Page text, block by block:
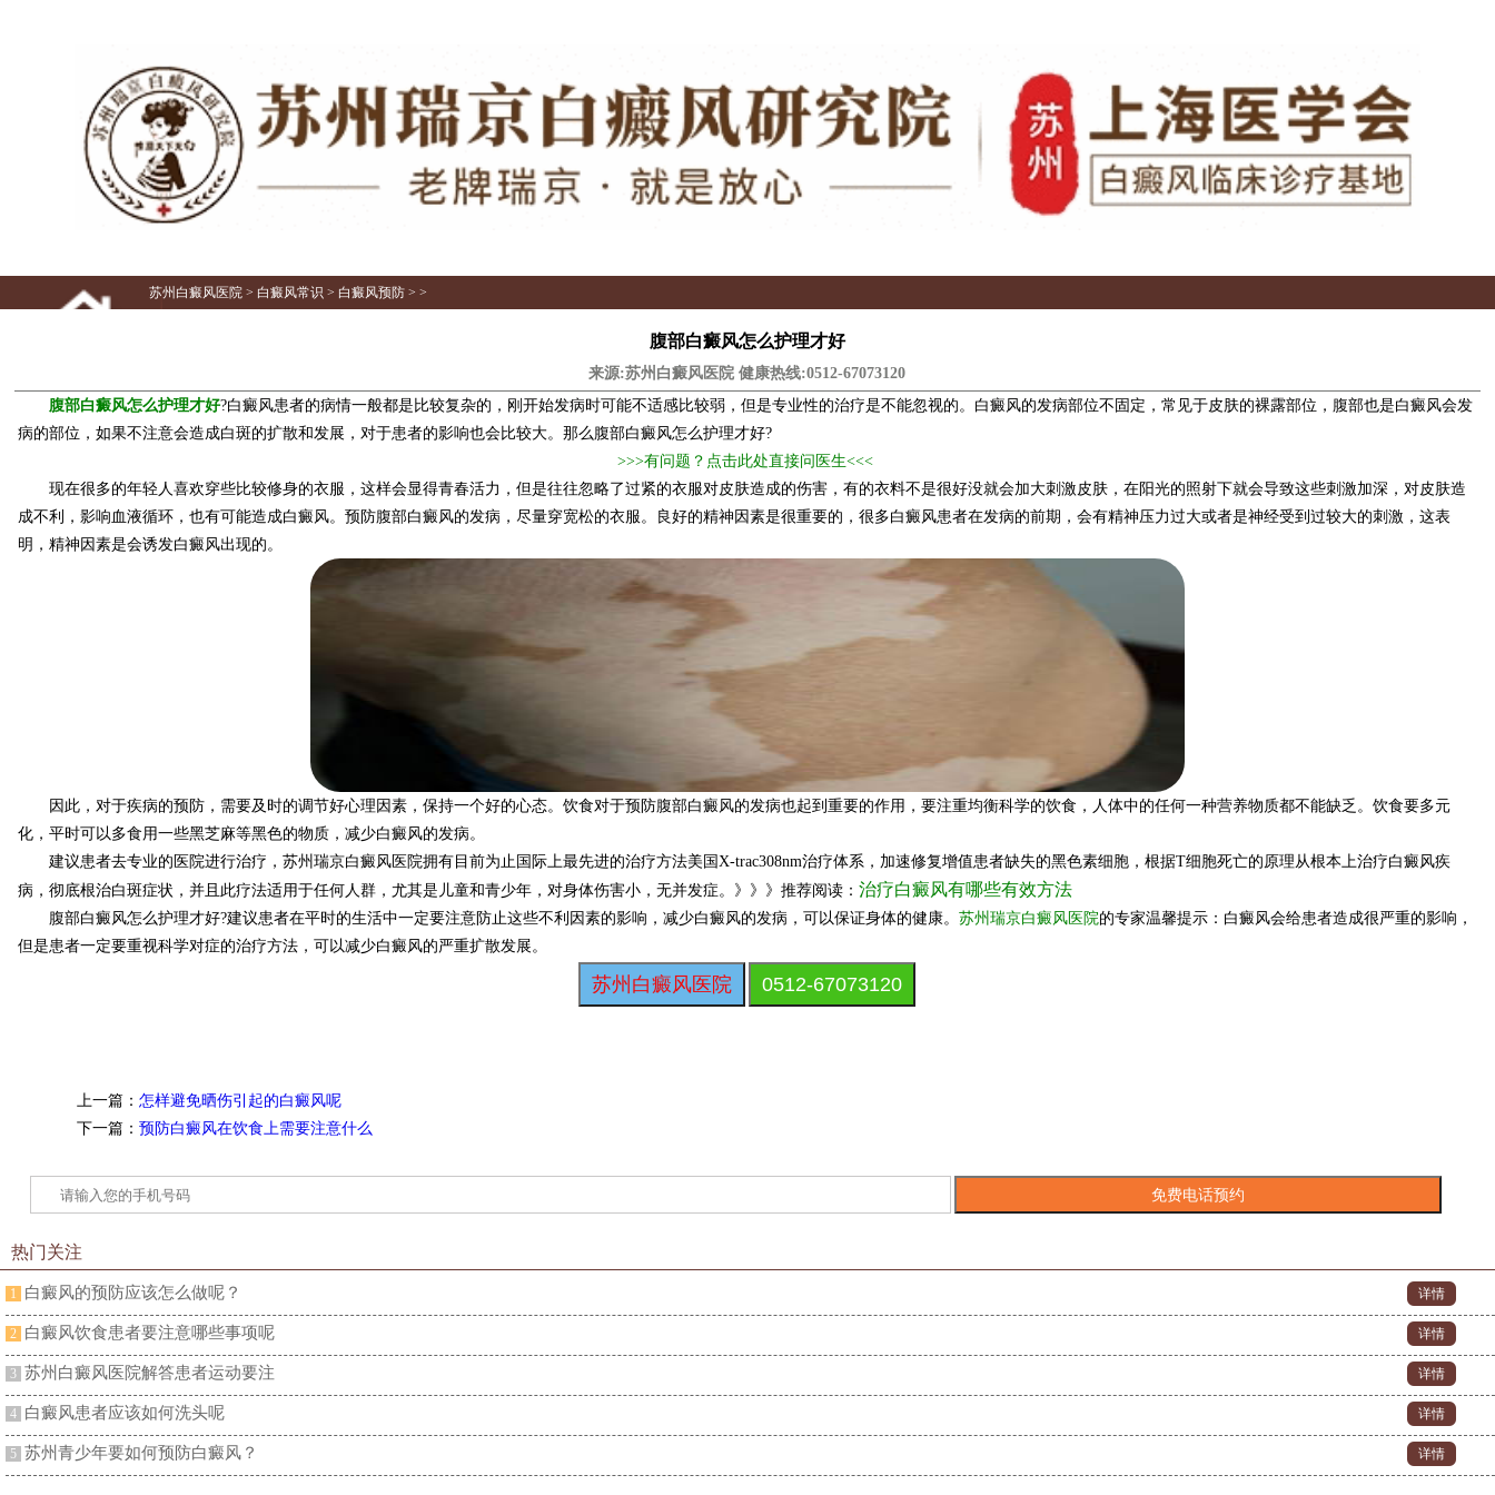
苏州白癜风医院 > 白癜风常识 > 白癜风预防 > >
腹部白癜风怎么护理才好
来源:苏州白癜风医院 健康热线:0512-67073120
腹部白癜风怎么护理才好?白癜风患者的病情一般都是比较复杂的，刚开始发病时可能不适感比较弱，但是专业性的治疗是不能忽视的。白癜风的发病部位不固定，常见于皮肤的裸露部位，腹部也是白癜风会发
病的部位，如果不注意会造成白斑的扩散和发展，对于患者的影响也会比较大。那么腹部白癜风怎么护理才好?
>>>有问题？点击此处直接问医生<<<
现在很多的年轻人喜欢穿些比较修身的衣服，这样会显得青春活力，但是往往忽略了过紧的衣服对皮肤造成的伤害，有的衣料不是很好没就会加大刺激皮肤，在阳光的照射下就会导致这些刺激加深，对皮肤造
成不利，影响血液循环，也有可能造成白癜风。预防腹部白癜风的发病，尽量穿宽松的衣服。良好的精神因素是很重要的，很多白癜风患者在发病的前期，会有精神压力过大或者是神经受到过较大的刺激，这表
明，精神因素是会诱发白癜风出现的。
因此，对于疾病的预防，需要及时的调节好心理因素，保持一个好的心态。饮食对于预防腹部白癜风的发病也起到重要的作用，要注重均衡科学的饮食，人体中的任何一种营养物质都不能缺乏。饮食要多元
化，平时可以多食用一些黑芝麻等黑色的物质，减少白癜风的发病。
建议患者去专业的医院进行治疗，苏州瑞京白癜风医院拥有目前为止国际上最先进的治疗方法美国X-trac308nm治疗体系，加速修复增值患者缺失的黑色素细胞，根据T细胞死亡的原理从根本上治疗白癜风疾
病，彻底根治白斑症状，并且此疗法适用于任何人群，尤其是儿童和青少年，对身体伤害小，无并发症。》》》推荐阅读：治疗白癜风有哪些有效方法
腹部白癜风怎么护理才好?建议患者在平时的生活中一定要注意防止这些不利因素的影响，减少白癜风的发病，可以保证身体的健康。苏州瑞京白癜风医院的专家温馨提示：白癜风会给患者造成很严重的影响，
但是患者一定要重视科学对症的治疗方法，可以减少白癜风的严重扩散发展。
苏州白癜风医院 0512-67073120
上一篇：怎样避免晒伤引起的白癜风呢
下一篇：预防白癜风在饮食上需要注意什么
热门关注
1 白癜风的预防应该怎么做呢？ 详情
2 白癜风饮食患者要注意哪些事项呢 详情
3 苏州白癜风医院解答患者运动要注 详情
4 白癜风患者应该如何洗头呢 详情
5 苏州青少年要如何预防白癜风？ 详情